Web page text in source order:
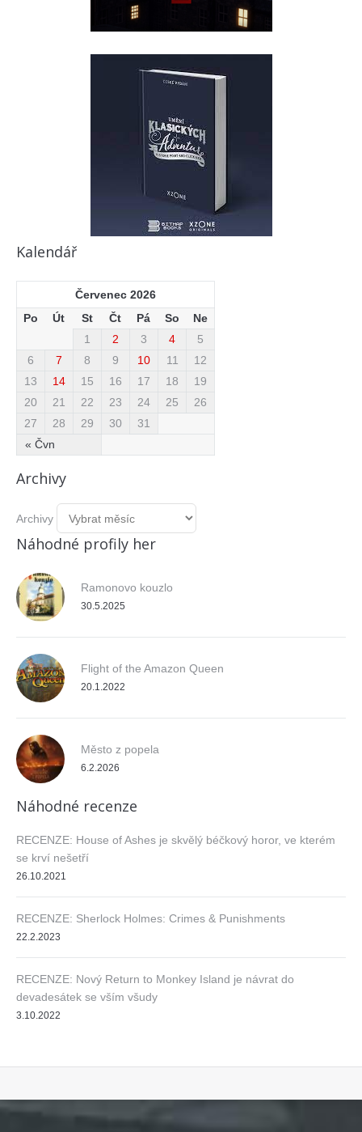
Kalendář
Červenec 2026
Po
Út St Čt Pá So Ne
« Čvn
1 2 3 4
5
6
7 8 9 10 11
12
13
14 15 16 17 18
19
20
21 22 23 24 25
26
27
28 29 30 31
Archivy
Archivy
Náhodné profily her
Ramonovo kouzlo
30.5.2025
Flight of the Amazon Queen
20.1.2022
Město z popela
6.2.2026
Náhodné recenze
RECENZE: House of Ashes je skvělý béčkový horor, ve kterém
se krví nešetří
26.10.2021
RECENZE: Sherlock Holmes: Crimes & Punishments
22.2.2023
RECENZE: Nový Return to Monkey Island je návrat do
devadesátek se vším všudy
3.10.2022